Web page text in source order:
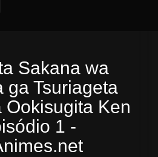
Sakana wa
ga Tsuriageta
Ookisugita Ken
1 -